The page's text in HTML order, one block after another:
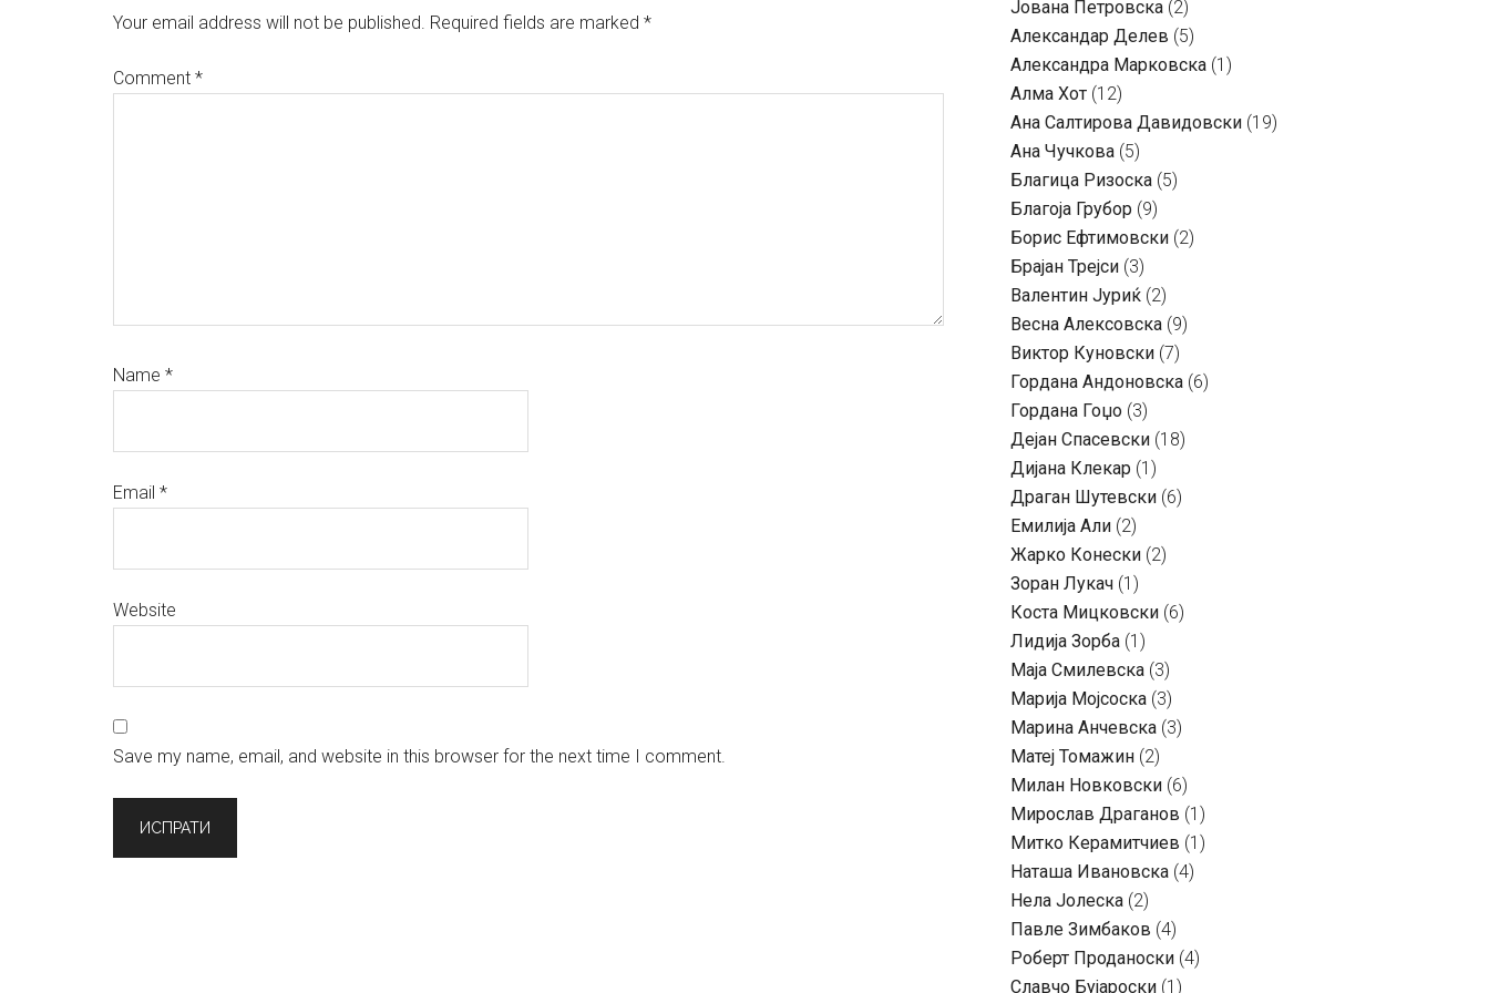
Interactions
Your email address will not be published. Required fields are marked *
Comment *
Name *
Email *
Website
Save my name, email, and website in this browser for the next time I comment.
Јована Петровска (2)
Александар Делев (5)
Александра Марковска (1)
Алма Хот (12)
Ана Салтирова Давидовски (19)
Ана Чучкова (5)
Благица Ризоска (5)
Благоја Грубор (9)
Борис Ефтимовски (2)
Брајан Трејси (3)
Валентин Јуриќ (2)
Весна Алексовска (9)
Виктор Куновски (7)
Гордана Андоновска (6)
Гордана Гоџо (3)
Дејан Спасевски (18)
Дијана Клекар (1)
Драган Шутевски (6)
Емилија Али (2)
Жарко Конески (2)
Зоран Лукач (1)
Коста Мицковски (6)
Лидија Зорба (1)
Маја Смилевска (3)
Марија Мојсоска (3)
Марина Анчевска (3)
Матеј Томажин (2)
Милан Новковски (6)
Мирослав Драганов (1)
Митко Керамитчиев (1)
Наташа Ивановска (4)
Нела Јолеска (2)
Павле Зимбаков (4)
Роберт Проданоски (4)
Славчо Бујароски (1)